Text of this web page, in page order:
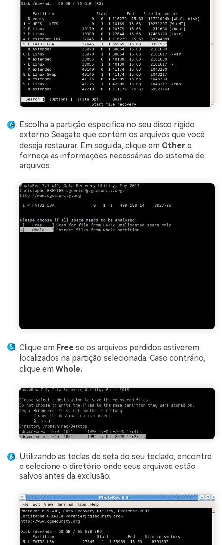
Escolha a partição específica no seu disco rígido
externo Seagate que contém os arquivos que você
deseja restaurar. Em seguida, clique em Other e
forneça as informações necessárias do sistema de
arquivos.
Clique em Free se os arquivos perdidos estiverem
localizados na partição selecionada. Caso contrário,
clique em Whole.
Utilizando as teclas de seta do seu teclado, encontre
e selecione o diretório onde seus arquivos estão
salvos antes da exclusão.